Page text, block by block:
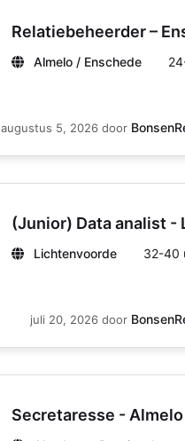
Relatiebeheerder –
Almelo / Enschede
augustus 5, 2026 door
(Junior) Data analist -
Lichtenvoorde 32-40
juli 20, 2026 door
Secretaresse - Almelo